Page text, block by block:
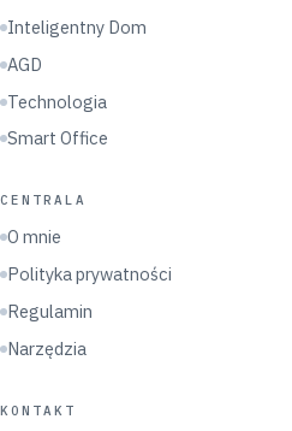
Inteligentny Dom
AGD
Technologia
Smart Office
CENTRALA
O mnie
Polityka prywatności
Regulamin
Narzędzia
KONTAKT